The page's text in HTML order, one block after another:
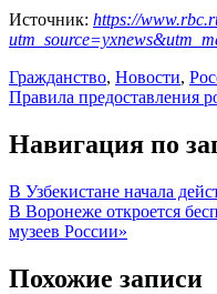
Источник: https://
Гражданство, Новости,
Правила предоставления
Навигация по
В Узбекистане начала
В Воронеже откроется
музеев России»
Похожие записи